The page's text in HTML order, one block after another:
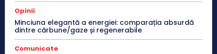
Opinii
Minciuna elegantă a energiei: comparația absurdă
dintre cărbune/gaze și regenerabile
Comunicate